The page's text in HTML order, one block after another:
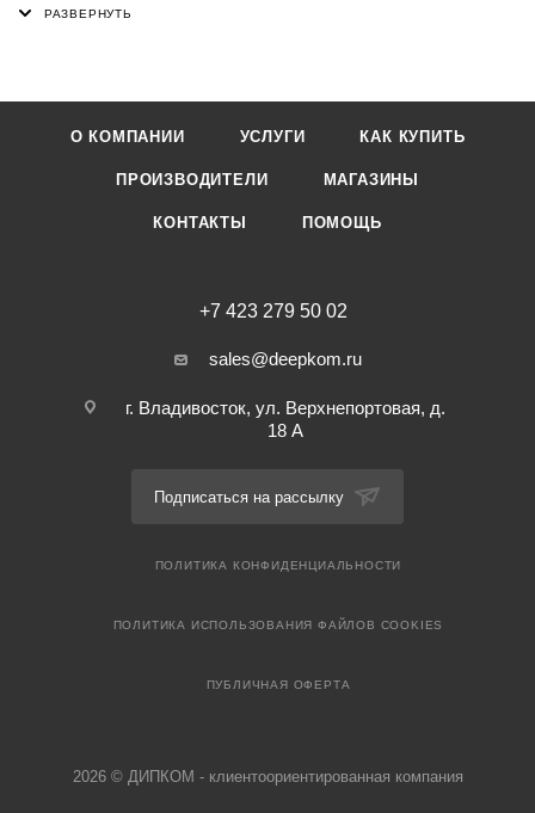
О КОМПАНИИ УСЛУГИ КАК КУПИТЬ
ПРОИЗВОДИТЕЛИ МАГАЗИНЫ
КОНТАКТЫ ПОМОЩЬ
+7 423 279 50 02
sales@deepkom.ru
г. Владивосток, ул. Верхнепортовая, д.
18 А
Подписаться на рассылку
ПОЛИТИКА КОНФИДЕНЦИАЛЬНОСТИ
ПОЛИТИКА ИСПОЛЬЗОВАНИЯ ФАЙЛОВ COOKIES
ПУБЛИЧНАЯ ОФЕРТА
2026 © ДИПКОМ - клиентоориентированная компания